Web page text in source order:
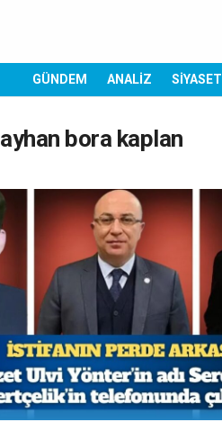
GÜNDEM ANALİZ SİYASET
ayhan bora kaplan